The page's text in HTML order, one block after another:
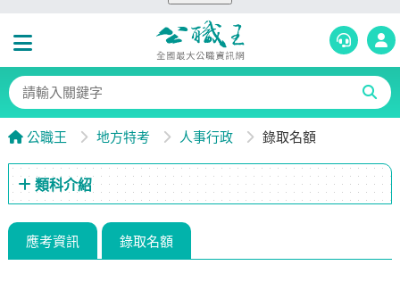
公職王 地方特考 人事行政 錄取名額
類科介紹
應考資訊 錄取名額